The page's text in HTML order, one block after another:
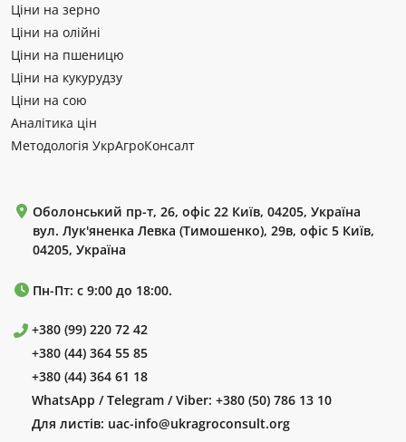
Ціни на зерно
Ціни на олійні
Ціни на пшеницю
Ціни на кукурудзу
Ціни на сою
Аналітика цін
Методологія УкрАгроКонсалт
Оболонський пр-т, 26, офіс 22 Київ, 04205, Україна
вул. Лук'яненка Левка (Тимошенко), 29в, офіс 5 Київ,
04205, Україна
Пн-Пт: с 9:00 до 18:00.
+380 (99) 220 72 42
+380 (44) 364 55 85
+380 (44) 364 61 18
WhatsApp / Telegram / Viber: +380 (50) 786 13 10
Для листів: uac-info@ukragroconsult.org